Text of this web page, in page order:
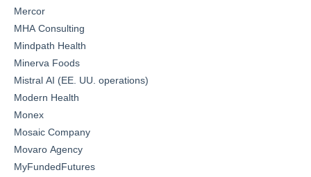
Mercor
MHA Consulting
Mindpath Health
Minerva Foods
Mistral AI (EE. UU. operations)
Modern Health
Monex
Mosaic Company
Movaro Agency
MyFundedFutures